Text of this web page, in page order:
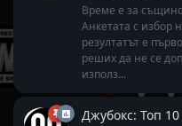
Време е за
Анкетата с избор
резултатът е
реших да не се
използ...
Джубокс: Топ